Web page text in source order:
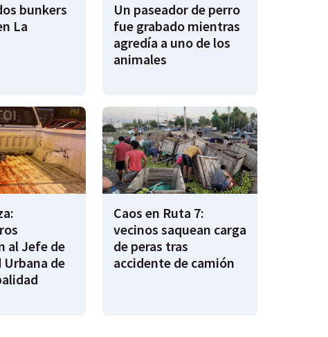
bunkers
La
Un paseador de perro
fue grabado mientras
agredía a uno de los
animales
al Jefe de
de
Caos en Ruta 7:
vecinos saquean carga
de peras tras
accidente de camión